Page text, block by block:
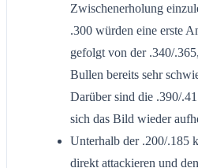
Zwischenerholung
.300 würden eine erste
gefolgt von der .340/
Bullen bereits sehr
Darüber sind die .390/
sich das Bild wieder
Unterhalb der .200/.185
direkt attackieren und